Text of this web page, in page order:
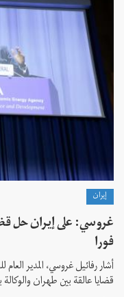
إيران
غروسي: على إيران حل
فورا
أشار رفائيل غروسي، المدير العام
قضايا عالقة بين طهران